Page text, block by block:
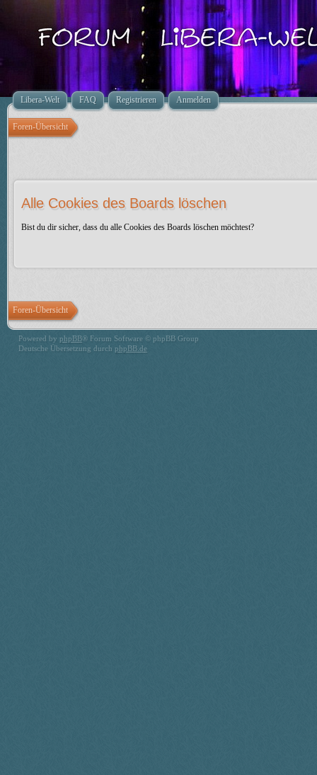
Libera-Welt FAQ Registrieren Anmelden
Foren-Übersicht
Alle Cookies des Boards löschen
Bist du dir sicher, dass du alle Cookies des Boards löschen möchtest?
Foren-Übersicht
Powered by phpBB® Forum Software © phpBB Group
Deutsche Übersetzung durch phpBB.de